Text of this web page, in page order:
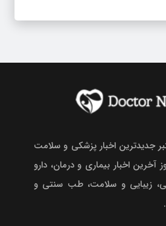
جدیدترین اخبار پزشکی و سلامت
آخرین اخبار بیماری و درمان، دارو
زیبایی و سلامت، طب سنتی و